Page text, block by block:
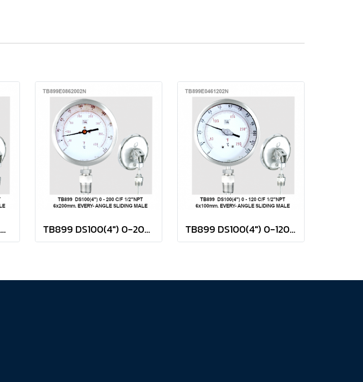
TB899 DS100(4") 0-100 C/F 1/2"NPT 8x100mm EVERY-ANGLE SLIDING MALE TB899 DS100(4") 0-200 C/F 1/2"NPT 8x200mm EVERY-ANGLE SLIDING MALE TB899 DS100(4") 0-120 C/F 1/2"NPT 6x100mm EVERY-ANGLE SLIDING MALE